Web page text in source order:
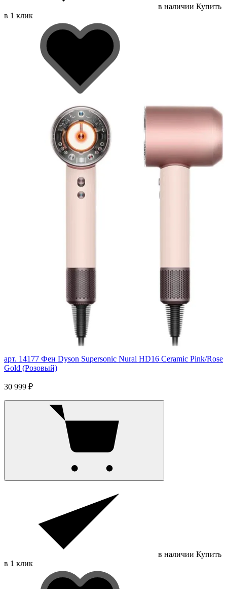
в наличии Купить
в 1 клик
арт. 14177 Фен Dyson Supersonic Nural HD16 Ceramic Pink/Rose
Gold (Розовый)
30 999 ₽
в наличии Купить
в 1 клик